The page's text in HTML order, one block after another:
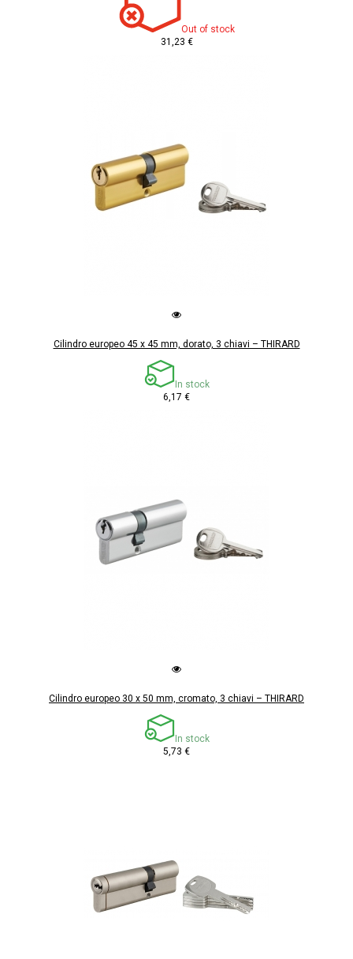
Out of stock
31,23 €
Cilindro europeo 45 x 45 mm, dorato, 3 chiavi – THIRARD
In stock
6,17 €
Cilindro europeo 30 x 50 mm, cromato, 3 chiavi – THIRARD
In stock
5,73 €